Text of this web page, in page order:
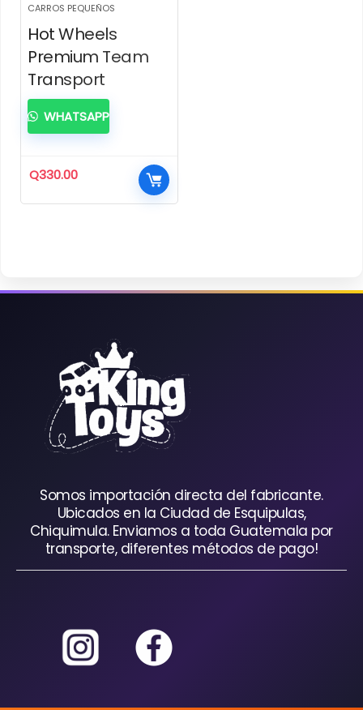
CARROS PEQUEÑOS
Hot Wheels
Premium Team
Transport
Q330.00
WHATSAPP
Somos importación directa del fabricante.
Ubicados en la Ciudad de Esquipulas,
Chiquimula. Enviamos a toda Guatemala por
transporte, diferentes métodos de pago!